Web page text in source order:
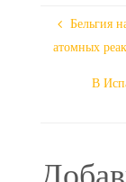
Бельгия
атомных
В